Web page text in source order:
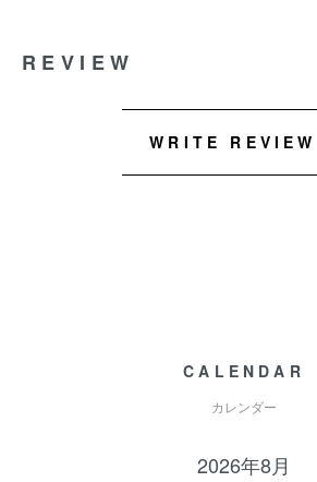
REVIEW
WRITE REVIEW
CALENDAR
カレンダー
2026年8月